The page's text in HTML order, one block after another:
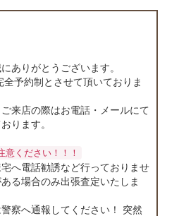
ありがとうございます。
予約制とさせて頂いておりま
来店の際はお電話・メールにて
ります。
意ください！！！
へ電話勧誘など行っておりませ
る場合のみ出張査定いたしま
察へ通報してください！ 突然